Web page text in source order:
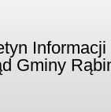
Gminy